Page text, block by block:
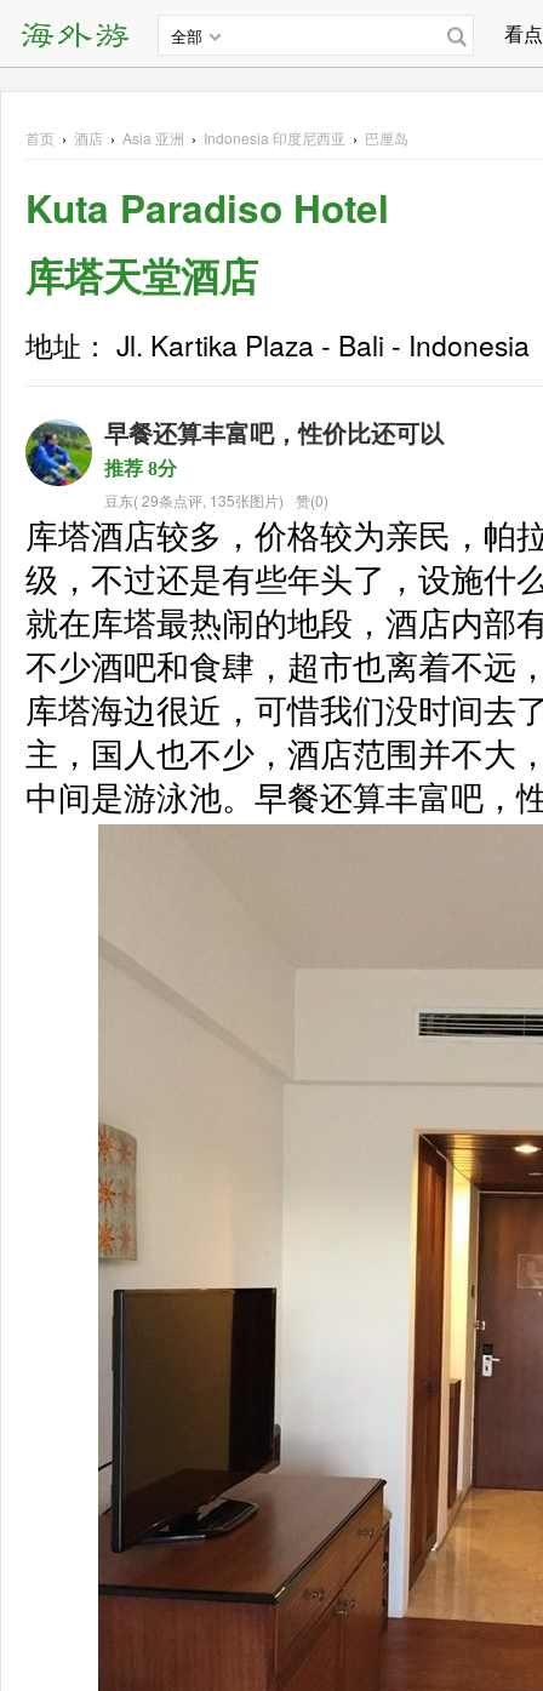
全部 看
首页 › 酒店 › Asia 亚洲 › Indonesia 印度尼西亚 › 巴厘岛
Kuta Paradiso Hotel
库塔天堂酒店
地址： Jl. Kartika Plaza - Bali - Indonesia
早餐还算丰富吧，性价比还可以
推荐 8分
豆东(29条点评 135张图片) 赞(0)
库塔酒店较多，价格较为亲民，帕
级，不过还是有些年头了，设施什
就在库塔最热闹的地段，酒店内部
不少酒吧和食肆，超市也离着不远
库塔海边很近，可惜我们没时间去
主，国人也不少，酒店范围并不大
中间是游泳池。早餐还算丰富吧，